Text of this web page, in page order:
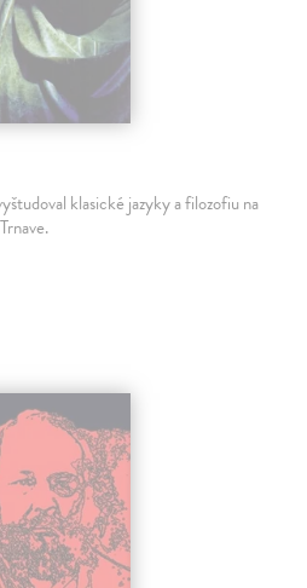
klasické jazyky a filozofiu na